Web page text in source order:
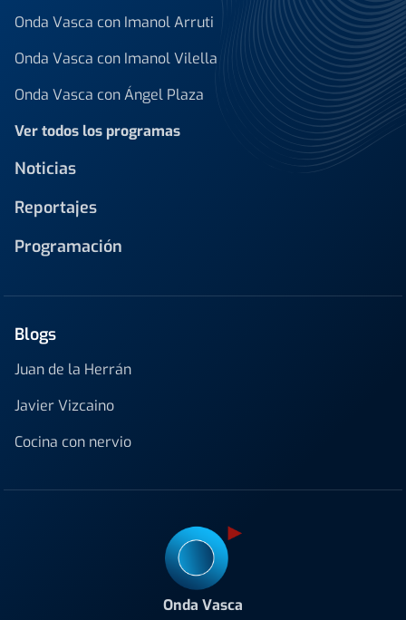
Onda Vasca con Imanol Arruti
Onda Vasca con Imanol Vilella
Onda Vasca con Ángel Plaza
Ver todos los programas
Noticias
Reportajes
Programación
Blogs
Juan de la Herrán
Javier Vizcaino
Cocina con nervio
Onda Vasca